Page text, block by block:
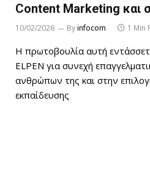
Content Marketing και
10/02/2026 Byinfocom 1 Min
Η πρωτοβουλία αυτή
ELPEN για συνεχή
ανθρώπων της και στην
εκπαίδευσης